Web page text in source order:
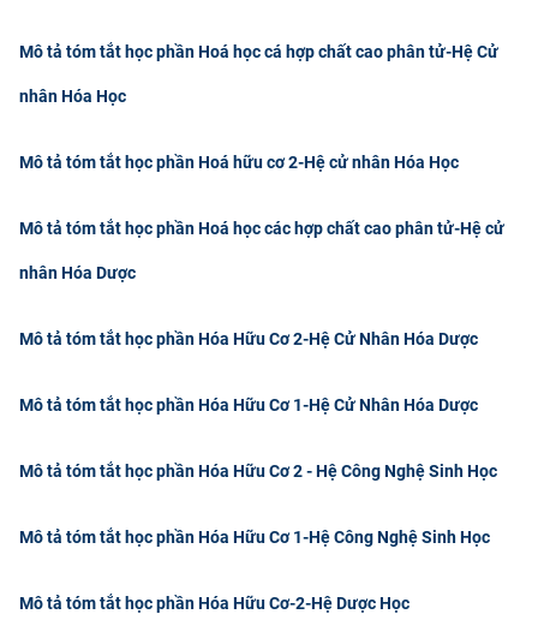
Mô tả tóm tắt học phần Hoá học cá hợp chất cao phân tử-Hệ Cử
nhân Hóa Học
Mô tả tóm tắt học phần Hoá hữu cơ 2-Hệ cử nhân Hóa Học
Mô tả tóm tắt học phần Hoá học các hợp chất cao phân tử-Hệ cử
nhân Hóa Dược
Mô tả tóm tắt học phần Hóa Hữu Cơ 2-Hệ Cử Nhân Hóa Dược
Mô tả tóm tắt học phần Hóa Hữu Cơ 1-Hệ Cử Nhân Hóa Dược
Mô tả tóm tắt học phần Hóa Hữu Cơ 2 - Hệ Công Nghệ Sinh Học
Mô tả tóm tắt học phần Hóa Hữu Cơ 1-Hệ Công Nghệ Sinh Học
Mô tả tóm tắt học phần Hóa Hữu Cơ-2-Hệ Dược Học